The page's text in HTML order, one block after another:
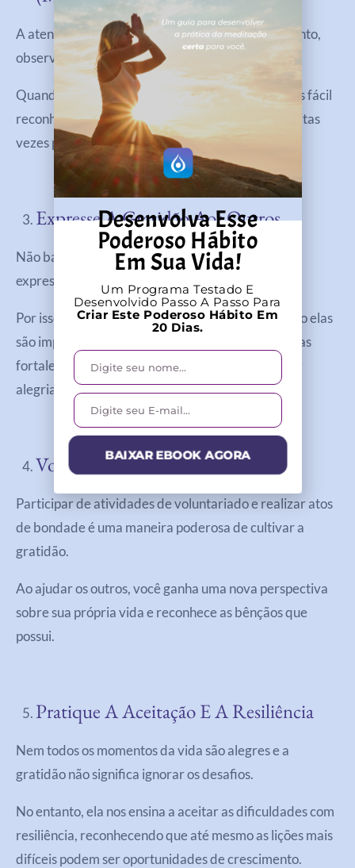
A atenção plena envolve estar presente no momento,
observando com aceitação e sem julgamento.
Quando praticamos a atenção plena, se torna mais fácil
reconhecer e apreciar as pequenas coisas que muitas
vezes passam despercebidas.
Expresse A Gratidão Aos Outros
Não basta apenas sentir gratidão, é importante
expressá-la.
Por isso, diga às pessoas que você aprecia o quanto elas
são importantes em sua vida. Este gesto não apenas
fortalece seus relacionamentos, mas também traz
alegria para aqueles ao seu redor.
Voluntariado E Atos De Bondade
Participar de atividades de voluntariado e realizar atos
de bondade é uma maneira poderosa de cultivar a
gratidão.
Ao ajudar os outros, você ganha uma nova perspectiva
sobre sua própria vida e reconhece as bênçãos que
possui.
Pratique A Aceitação E A Resiliência
Nem todos os momentos da vida são alegres e a
gratidão não significa ignorar os desafios.
No entanto, ela nos ensina a aceitar as dificuldades com
resiliência, reconhecendo que até mesmo as lições mais
difíceis podem ser oportunidades de crescimento.
Desenvolva Esse
Poderoso Hábito
Em Sua Vida!
Um Programa Testado E
Desenvolvido Passo A Passo Para
Criar Este Poderoso Hábito Em
20 Dias.
BAIXAR EBOOK AGORA